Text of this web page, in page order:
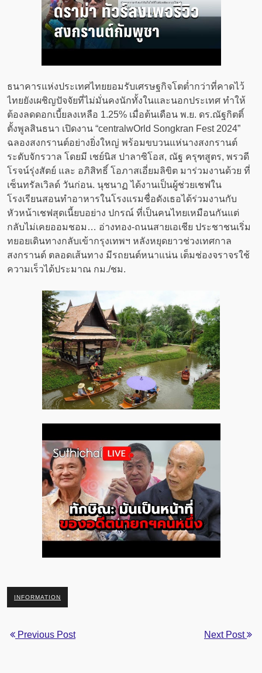
ธนาคารแห่งประเทศไทยยอมรับเศรษฐกิจโตต่ำกว่าที่คาดไว้
ไทยยังเผชิญปัจจัยที่ไม่มั่นคงนักทั้งในและนอกประเทศ ทำให้
ต้องลดดอกเบี้ยลงเหลือ 1.25% เมื่อต้นเดือน พ.ย. ดร.ณัฐกิตติ์
ตั้งพูลสินธนา เปิดงาน “centralwOrld Songkran Fest 2024”
ฉลองสงกรานต์อย่างยิ่งใหญ่ พร้อมขบวนแห่นางสงกรานต์
ระดับจักรวาล โดยมี เชย์นิส ปาลาซิโอส, ณัฐ ครุฑสูตร, พรวดี
โรจน์รุ่งสัตย์ และ อภิสิทธิ์ โอภาสเอี่ยมลิขิต มาร่วมงานด้วย ที่
เซ็นทรัลเวิลด์ วันก่อน. นุชนาฏ ได้งานเป็นผู้ช่วยเชฟใน
โรงเรียนสอนทําอาหารในโรงแรมชื่อดังเธอได้ร่วมงานกับ
หัวหน้าเชฟสุดเนี้ยบอย่าง ปกรณ์ ที่เป็นคนไทยเหมือนกันแต่
กลับไม่เคยออมชอม… อ่างทอง-ถนนสายเอเชีย ประชาชนเริ่ม
ทยอยเดินทางกลับเข้ากรุงเทพฯ หลังหยุดยาวช่วงเทศกาล
สงกรานต์ ตลอดเส้นทาง มีรถยนต์หนาแน่น เต็มช่องจราจรใช้
ความเร็วได้ประมาณ กม./ชม.
INFORMATION
Previous Post Next Post